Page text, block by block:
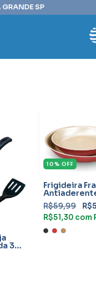
3
10 % OFF
Frigideira
R$59,99
R$51,30 com